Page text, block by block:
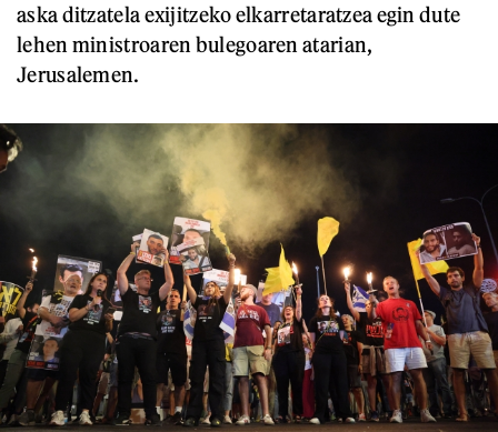
aska ditzatela exijitzeko elkarretaratzea egin dute
lehen ministroaren bulegoaren atarian,
Jerusalemen.